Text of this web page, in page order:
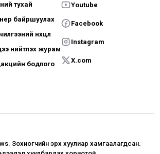
тухай
байршуулах
нөхцөл
нийтлэх журам
бодлого
Youtube
Facebook
Instagram
X.com
Зохиогчийн эрх хуулиар хамгаалагдсан.